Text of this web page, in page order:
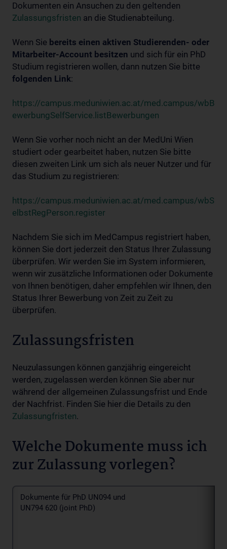
Dokumenten ein Ansuchen zu den geltenden
Zulassungsfristen an die Studienabteilung.
Wenn Sie bereits einen aktiven Studierenden- oder
Mitarbeiter-Account besitzen und sich für ein PhD
Studium registrieren wollen, dann nutzen Sie bitte
folgenden Link:
https://campus.meduniwien.ac.at/med.campus/wbB
ewerbungSelfService.listBewerbungen
Wenn Sie vorher noch nicht an der MedUni Wien
studiert oder gearbeitet haben, nutzen Sie bitte
diesen zweiten Link um sich als neuer Nutzer und für
das Studium zu registrieren:
https://campus.meduniwien.ac.at/med.campus/wbS
elbstRegPerson.register
Nachdem Sie sich im MedCampus registriert haben,
können Sie dort jederzeit den Status Ihrer Zulassung
überprüfen. Wir werden Sie im System informieren,
wenn wir zusätzliche Informationen oder Dokumente
von Ihnen benötigen, daher empfehlen wir Ihnen, den
Status Ihrer Bewerbung von Zeit zu Zeit zu
überprüfen.
Zulassungsfristen
Neuzulassungen können ganzjährig eingereicht
werden, zugelassen werden können Sie aber nur
während der allgemeinen Zulassungsfrist und Ende
der Nachfrist. Finden Sie hier die Details zu den
Zulassungfristen.
Welche Dokumente muss ich
zur Zulassung vorlegen?
Dokumente für PhD UN094 und
UN794 620 (joint PhD)